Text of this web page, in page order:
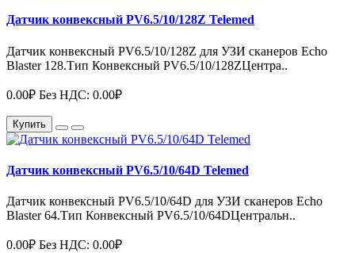
Датчик конвексный PV6.5/10/128Z Telemed
Датчик конвексный PV6.5/10/128Z для УЗИ сканеров Echo
Blaster 128.Тип Конвексный PV6.5/10/128ZЦентра..
0.00₽ Без НДС: 0.00₽
Купить
Датчик конвексный PV6.5/10/64D Telemed
Датчик конвексный PV6.5/10/64D для УЗИ сканеров Echo
Blaster 64.Тип Конвексный PV6.5/10/64DЦентральн..
0.00₽ Без НДС: 0.00₽